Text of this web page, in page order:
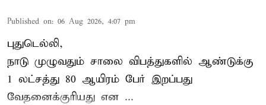
Published on: 06 Aug 2026, 4:07 pm
புதுடெல்லி,
நாடு முழுவதும் சாலை விபத்துகளில் ஆண்டுக்கு
1 லட்சத்து 80 ஆயிரம் பேர் இறப்பது
வேதனைக்குரியது என ...